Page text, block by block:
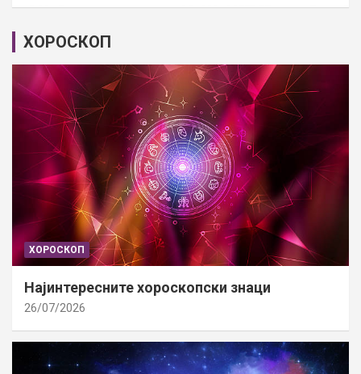
ХОРОСКОП
ХОРОСКОП
Најинтересните хороскопски знаци
26/07/2026